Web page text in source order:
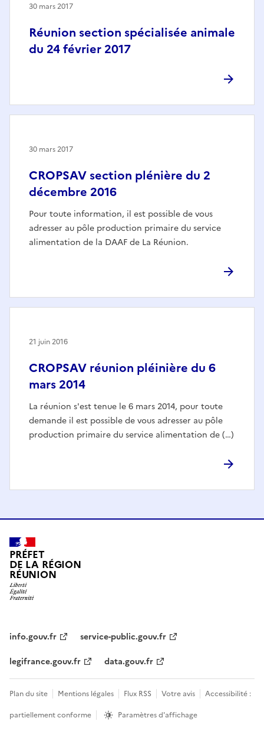
Réunion section spécialisée animale
du 24 février 2017
30 mars 2017
CROPSAV section plénière du 2
décembre 2016
Pour toute information, il est possible de vous
adresser au pôle production primaire du service
alimentation de la DAAF de La Réunion.
30 mars 2017
CROPSAV réunion pléinière du 6
mars 2014
La réunion s'est tenue le 6 mars 2014, pour toute
demande il est possible de vous adresser au pôle
production primaire du service alimentation de (…)
21 juin 2016
PRÉFET
DE LA RÉGION
RÉUNION
info.gouv.fr
service-public.gouv.fr
legifrance.gouv.fr
data.gouv.fr
Plan du site Mentions légales Flux RSS Votre avis
Accessibilité :
partiellement conforme
Paramètres d'affichage